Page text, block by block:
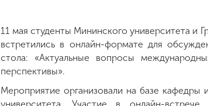
11 мая студенты Мининского университета и
встретились в онлайн-формате для
стола: «Актуальные вопросы
перспективы».
Мероприятие организовали на базе